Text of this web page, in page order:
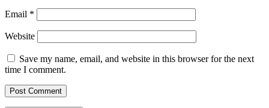
Email *
Website
Save my name, email, and website in this browser for the next
time I comment.